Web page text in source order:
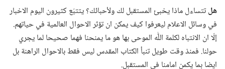
هلتتساءل ماذا يخبئ المستقبل لك ولأحبائك؟‏ يتتبّع كثيرون اليوم الاخبار
في وسائل الاعلام ليعرفوا كيف يمكن ان تؤثر الاحوال العالمية في حياتهم.‏
إلّا ان الانتباه لكلمة اللّٰه الموحى بها هو ما يمنحنا فهما صحيحا لما يجري
حولنا.‏ فمنذ وقت طويل تنبأ الكتاب المقدس ليس فقط بالاحوال الراهنة بل
ايضا بما يكمن امامنا في المستقبل.‏